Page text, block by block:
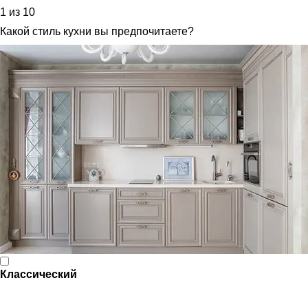
1 из 10
Какой стиль кухни вы предпочитаете?
Классический